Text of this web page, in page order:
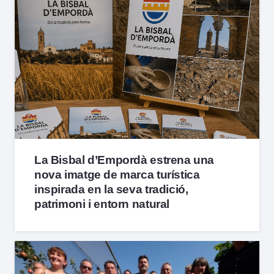
La Bisbal d’Empordà estrena una
nova imatge de marca turística
inspirada en la seva tradició,
patrimoni i entorn natural